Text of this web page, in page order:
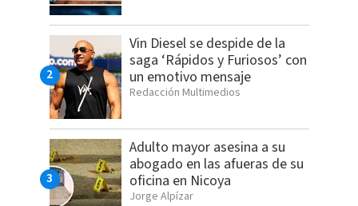
Vin Diesel se despide de la
saga ‘Rápidos y Furiosos’ con
un emotivo mensaje
Redacción Multimedios
Adulto mayor asesina a su
abogado en las afueras de su
oficina en Nicoya
Jorge Alpízar